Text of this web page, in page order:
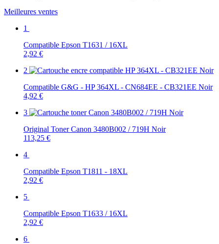
Meilleures ventes
1
Compatible Epson T1631 / 16XL
2,92 €
2
Compatible G&G - HP 364XL - CN684EE - CB321EE Noir
4,92 €
3
Original Toner Canon 3480B002 / 719H Noir
113,25 €
4
Compatible Epson T1811 - 18XL
2,92 €
5
Compatible Epson T1633 / 16XL
2,92 €
6